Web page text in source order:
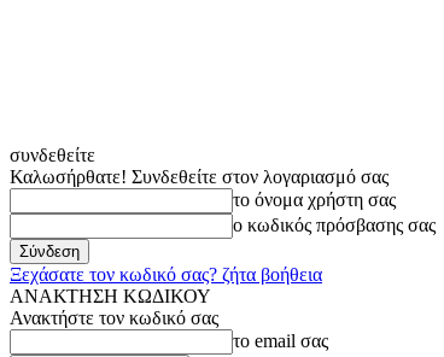
συνδεθείτε
Καλωσήρθατε! Συνδεθείτε στον λογαριασμό σας
το όνομα χρήστη σας
ο κωδικός πρόσβασης σας
Ξεχάσατε τον κωδικό σας? ζήτα βοήθεια
ΑΝΑΚΤΗΣΗ ΚΩΔΙΚΟΥ
Ανακτήστε τον κωδικό σας
το email σας